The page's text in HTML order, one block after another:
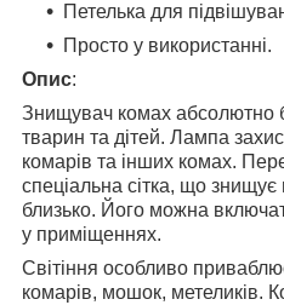
Петелька для
Просто у використанні.
Опис:
Знищувач комах абсолютно
тварин та дітей. Лампа
комарів та інших комах.
спеціальна сітка, що
близько. Його можна
у приміщеннях.
Світіння особливо
комарів, мошок, метеликів.